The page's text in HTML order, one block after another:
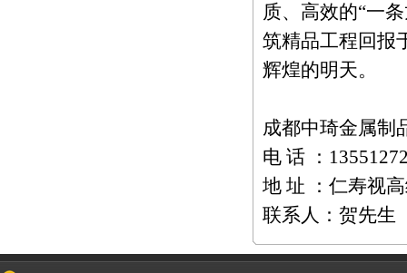
质、高效的“一
筑精品工程回报
辉煌的明天。
成都中琦金属制
电 话 ：
地 址 ：仁寿视
联系人：贺先生